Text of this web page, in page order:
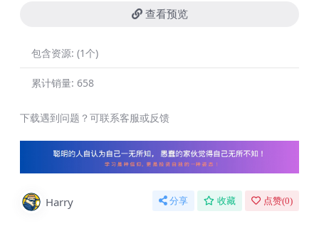
查看预览
包含资源: (1个)
累计销量: 658
下载遇到问题？可联系客服或反馈
Harry 分享 收藏 点赞(0)